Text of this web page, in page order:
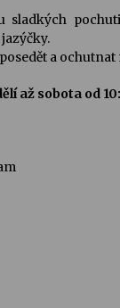
ploty
koncerty ve
sladkých
a
až sobota od